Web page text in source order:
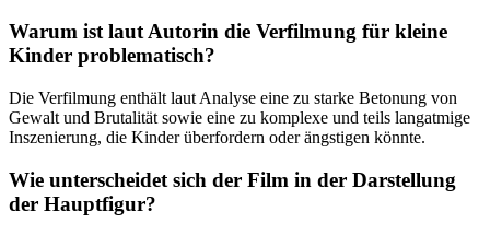
Warum ist laut Autorin die Verfilmung für kleine
Kinder problematisch?
Die Verfilmung enthält laut Analyse eine zu starke Betonung von
Gewalt und Brutalität sowie eine zu komplexe und teils langatmige
Inszenierung, die Kinder überfordern oder ängstigen könnte.
Wie unterscheidet sich der Film in der Darstellung
der Hauptfigur?